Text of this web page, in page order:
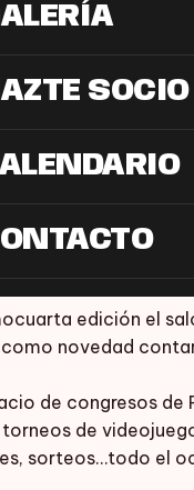
SOCIO
edición el
novedad
de congresos de
de
sorteos…todo el